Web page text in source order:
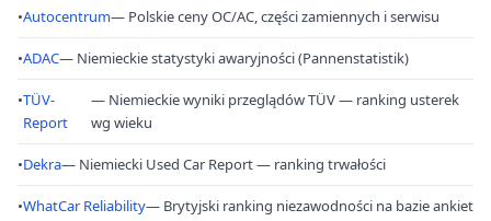
•Autocentrum— Polskie ceny OC/AC, części zamiennych i serwisu
•ADAC— Niemieckie statystyki awaryjności (Pannenstatistik)
•TÜV-
Report
— Niemieckie wyniki przeglądów TÜV — ranking usterek
wg wieku
•Dekra— Niemiecki Used Car Report — ranking trwałości
•WhatCar Reliability— Brytyjski ranking niezawodności na bazie ankiet